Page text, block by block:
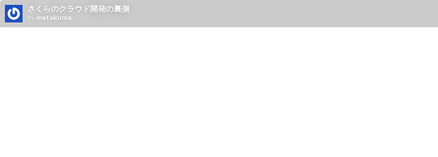
さくらのクラウド開発の裏側
by metakoma